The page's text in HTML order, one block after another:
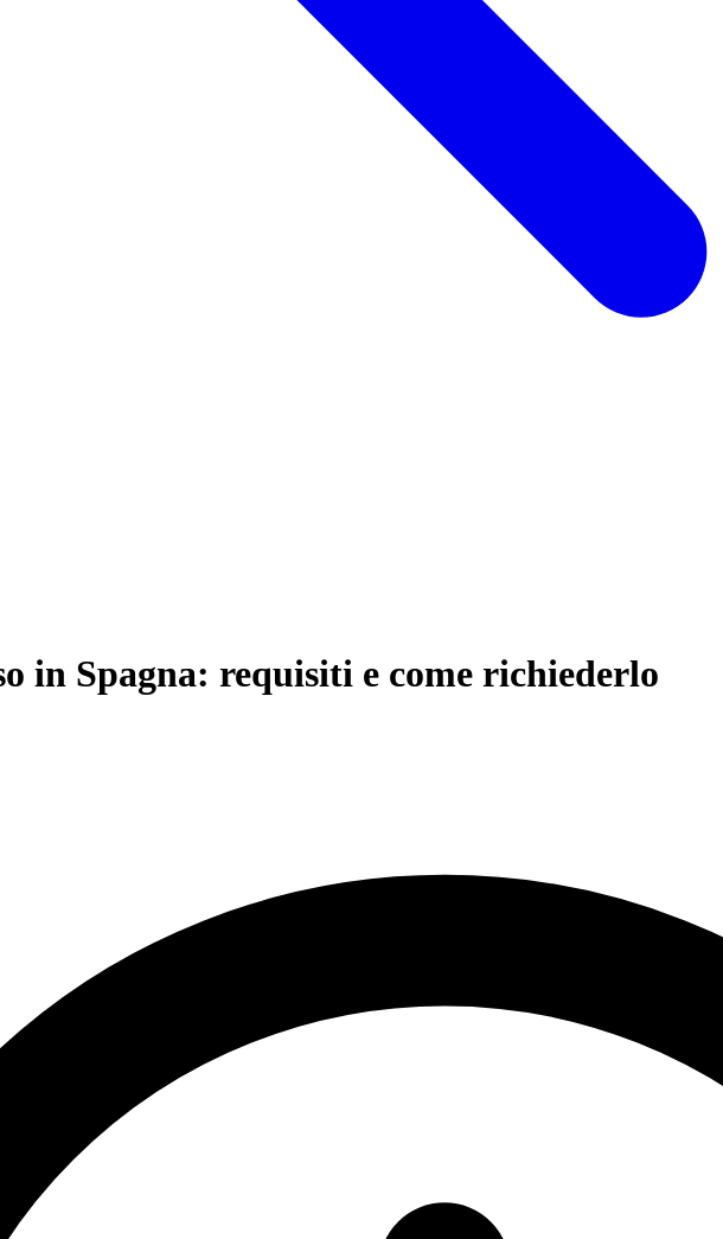
in Spagna: requisiti e come richiederlo